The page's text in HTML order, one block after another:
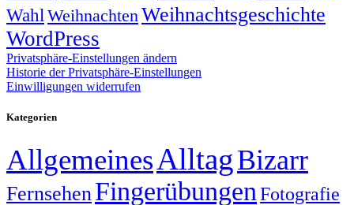
Wahl Weihnachten Weihnachtsgeschichte
WordPress
Privatsphäre-Einstellungen ändern
Historie der Privatsphäre-Einstellungen
Einwilligungen widerrufen
Kategorien
AllgemeinesAlltagBizarr
FernsehenFingerübungen Fotografie